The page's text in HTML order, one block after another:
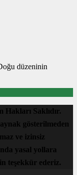
düzeninin
Saklıdır.
gösterilmeden
ve izinsiz
yasal yollara
teşekkür ederiz.